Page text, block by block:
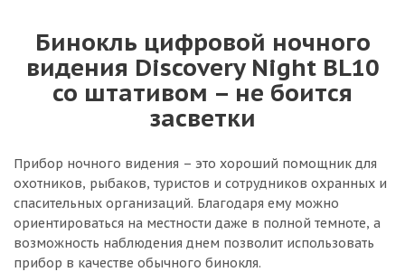
Бинокль цифровой ночного
видения Discovery Night BL10
со штативом – не боится
засветки
Прибор ночного видения – это хороший помощник для
охотников, рыбаков, туристов и сотрудников охранных и
спасительных организаций. Благодаря ему можно
ориентироваться на местности даже в полной темноте, а
возможность наблюдения днем позволит использовать
прибор в качестве обычного бинокля.